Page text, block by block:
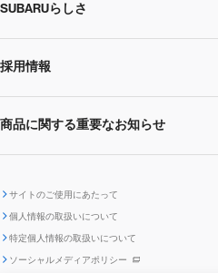
事業所・関係会社
企業・経営
IRライブラリー
株主・投資家サポート
IRカレンダー
ディスクロージャー
ポリシー
サステナビリティトップ
CEOサステナビリティ
環境
ガバナンス
SUBARUらしさ
SUBARUらしさトップ
SUBARUびと
SUBARUデザイン
採用情報
採用情報トップ
商品に関する重要なお知らせ
SUBARU ハイブリッド車 レスキュ
ー時の取扱い
サイトのご使用にあたって
個人情報の取扱いについて
特定個人情報の取扱いについて
ソーシャルメディアポリシー